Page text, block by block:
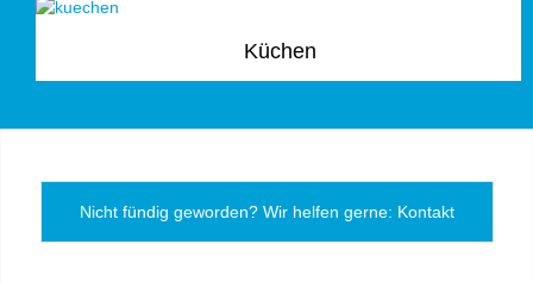
Küchen
Nicht fündig geworden? Wir helfen gerne: Kontakt